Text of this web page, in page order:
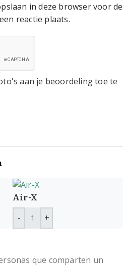
in deze browser voor de
reactie plaats.
aan je beoordeling toe te
Air-X
que comparten un